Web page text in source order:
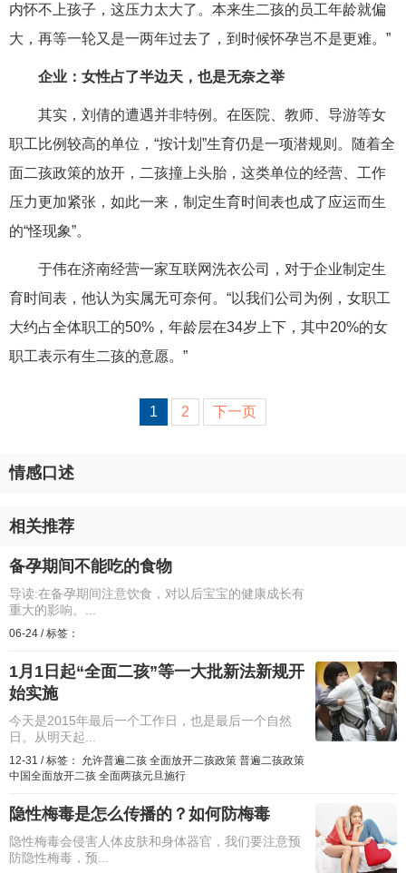
内怀不上孩子，这压力太大了。本来生二孩的员工年龄就偏
大，再等一轮又是一两年过去了，到时候怀孕岂不是更难。”
企业：女性占了半边天，也是无奈之举
其实，刘倩的遭遇并非特例。在医院、教师、导游等女
职工比例较高的单位，“按计划”生育仍是一项潜规则。随着全
面二孩政策的放开，二孩撞上头胎，这类单位的经营、工作
压力更加紧张，如此一来，制定生育时间表也成了应运而生
的“怪现象”。
于伟在济南经营一家互联网洗衣公司，对于企业制定生
育时间表，他认为实属无可奈何。“以我们公司为例，女职工
大约占全体职工的50%，年龄层在34岁上下，其中20%的女
职工表示有生二孩的意愿。”
1 2 下一页
情感口述
相关推荐
备孕期间不能吃的食物
导读:在备孕期间注意饮食，对以后宝宝的健康成长有
重大的影响。...
06-24 /标签：
1月1日起“全面二孩”等一大批新法新规开
始实施
今天是2015年最后一个工作日，也是最后一个自然
日。从明天起...
12-31 /标签： 允许普遍二孩 全面放开二孩政策 普遍二孩政策
中国全面放开二孩 全面两孩元旦施行
隐性梅毒是怎么传播的？如何防梅毒
隐性梅毒会侵害人体皮肤和身体器官，我们要注意预
防隐性梅毒，预...